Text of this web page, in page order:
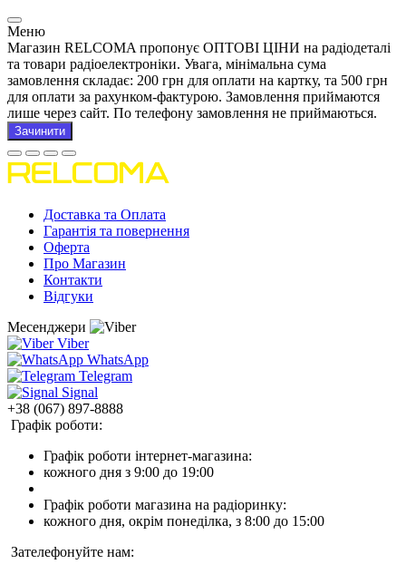
Меню
Магазин RELCOMA пропонує ОПТОВІ ЦІНИ на радіодеталі
та товари радіоелектроніки. Увага, мінімальна сума
замовлення складає: 200 грн для оплати на картку, та 500 грн
для оплати за рахунком-фактурою. Замовлення приймаются
лише через сайт. По телефону замовлення не приймаються.
Зачинити
Доставка та Оплата
Гарантія та повернення
Оферта
Про Магазин
Контакти
Відгуки
Месенджери
Viber
WhatsApp
Telegram
Signal
+38 (067) 897-8888
Графік роботи:
Графік роботи інтернет-магазина:
кожного дня з 9:00 до 19:00
Графік роботи магазина на радіоринку:
кожного дня, окрім понеділка, з 8:00 до 15:00
Зателефонуйте нам: